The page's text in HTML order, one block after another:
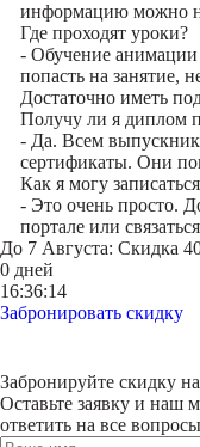
информацию можно
Где проходят уроки?
- Обучение анимации
попасть на занятие,
Достаточно иметь
Получу ли я диплом
- Да. Всем
сертификаты. Они
Как я могу
- Это очень просто.
портале или
До 7 Августа: Скидка
0 дней
16:36:14
Забронировать скидку
Забронируйте скидку
Оставьте заявку и наш
ответить на все